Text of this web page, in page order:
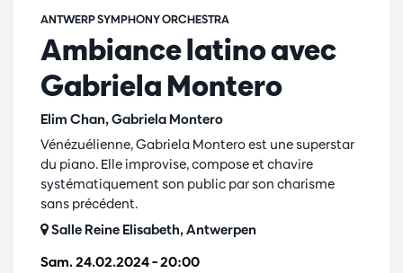
Ambiance latino avec
Gabriela Montero
Elim Chan, Gabriela Montero
ANTWERP SYMPHONY ORCHESTRA
Sam. 24.02.2024– 20:00
Vénézuélienne, Gabriela Montero est une superstar
du piano. Elle improvise, compose et chavire
systématiquement son public par son charisme
sans précédent.
Salle Reine Elisabeth, Antwerpen